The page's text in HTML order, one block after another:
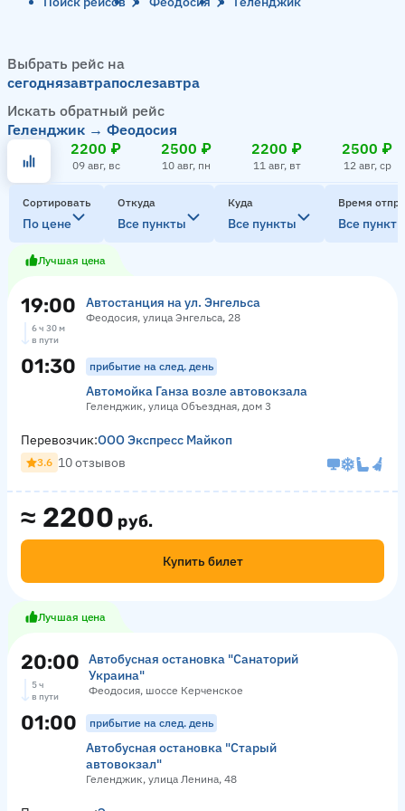
Выбрать рейс на
сегоднязавтрапослезавтра
Искать обратный рейс
Геленджик → Феодосия
2200 ₽
09 авг, вс
2500 ₽
10 авг, пн
2200 ₽
11 авг, вт
2500 ₽
12 авг, ср
Сортировать
По цене
Откуда
Все пункты
Куда
Все пункты
Время
Все
Лучшая цена
19:00 Автостанция на ул. Энгельса
Феодосия, улица Энгельса, 28
6 ч 30 м
в пути
01:30 прибытие на след. день
Автомойка Ганза возле автовокзала
Геленджик, улица Объездная, дом 3
≈ 2200 руб.
Купить билет
Перевозчик:ООО Экспресс Майкоп
3.6 10 отзывов
Лучшая цена
20:00
Автобусная остановка "Санаторий
Украина"
Феодосия, шоссе Керченское
5 ч
в пути
01:00 прибытие на след. день
Автобусная остановка "Старый
автовокзал"
Геленджик, улица Ленина, 48